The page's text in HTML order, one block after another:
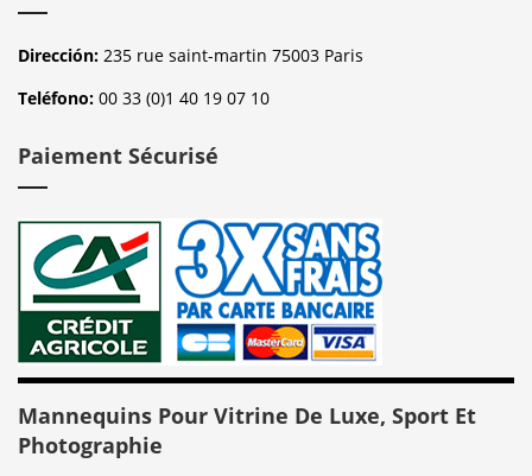
Dirección: 235 rue saint-martin 75003 Paris
Teléfono: 00 33 (0)1 40 19 07 10
Paiement Sécurisé
Mannequins Pour Vitrine De Luxe, Sport Et
Photographie